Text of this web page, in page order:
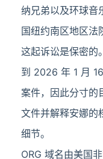
纳兄弟以及环球
国纽约南区地区法
这起诉讼是保密的。
到 2026 年 1 月
案件，因此分寸的
文件并解释安娜的
细节。
ORG 域名由美国